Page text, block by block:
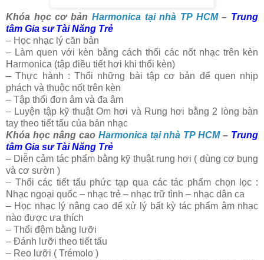
Khóa học cơ bản Harmonica tại nhà TP HCM– Trung
tâm Gia sư Tài Năng Trẻ
– Học nhạc lý căn bản
– Làm quen với kèn bằng cách thổi các nốt nhạc trên kèn
Harmonica (tập điều tiết hơi khi thổi kèn)
– Thực hành : Thổi những bài tập cơ bản để quen nhịp
phách và thuộc nốt trên kèn
– Tập thổi đơn âm và đa âm
– Luyện tập kỹ thuật Om hơi và Rung hơi bằng 2 lòng bàn
tay theo tiết tấu của bản nhạc
Khóa học nâng caoHarmonica tại nhà TP HCM– Trung
tâm Gia sư Tài Năng Trẻ
– Diễn cảm tác phẩm bằng kỹ thuật rung hơi ( dùng cơ bụng
và cơ sườn )
– Thổi các tiết tấu phức tạp qua các tác phẩm chọn lọc :
Nhạc ngoại quốc – nhạc trẻ – nhạc trữ tình – nhạc dân ca
– Học nhạc lý nâng cao để xử lý bất kỳ tác phẩm âm nhạc
nào được ưa thích
– Thổi đệm bằng lưỡi
– Đánh lưỡi theo tiết tấu
– Reo lưỡi ( Trémolo )